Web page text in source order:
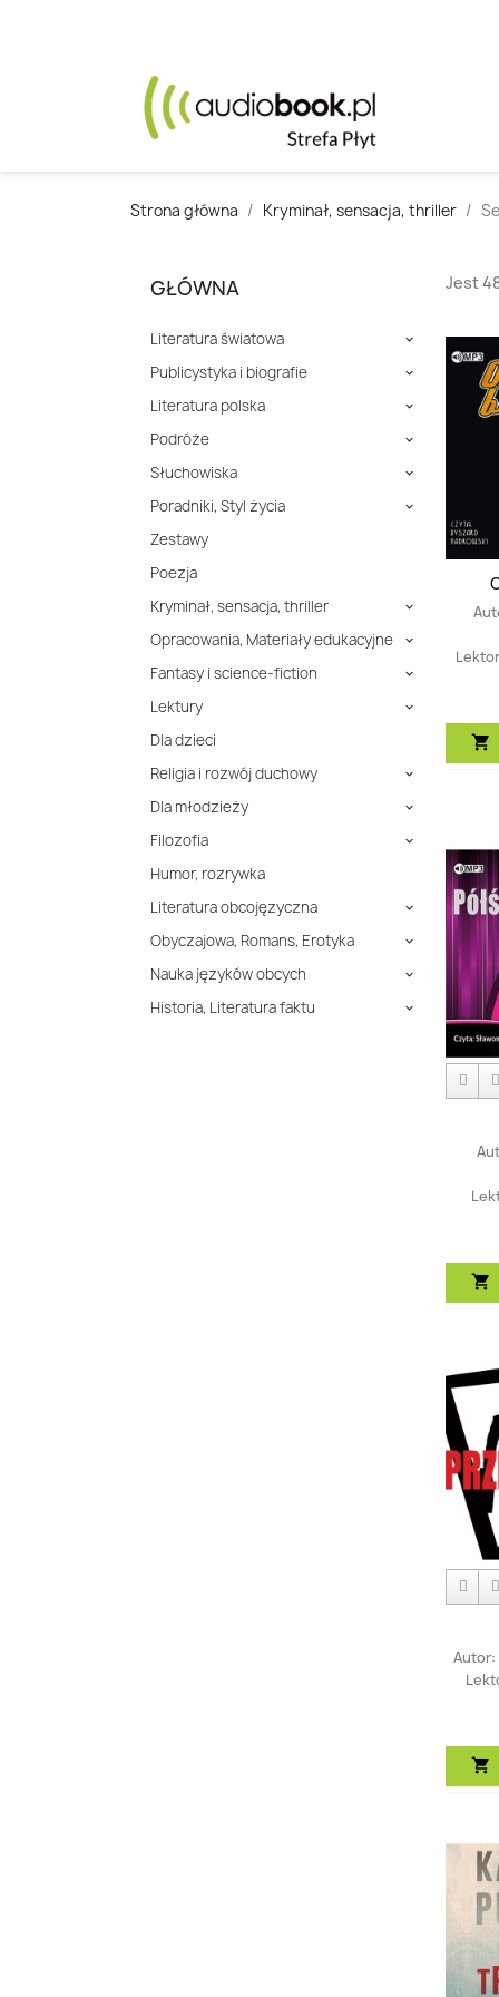
Strona główna Kryminał, sensacja, thriller
GŁÓWNA
Literatura światowa 
Publicystyka i biografie 
Literatura polska 
Podróże 
Słuchowiska 
Poradniki, Styl życia 
Zestawy
Poezja
Kryminał, sensacja, thriller

Opracowania, Materiały edukacyjne 
Fantasy i science-fiction 
Lektury 
Dla dzieci
Religia i rozwój duchowy

Dla młodzieży 
Filozofia 
Humor, rozrywka
Literatura obcojęzyczna

Obyczajowa, Romans, Erotyka 
Nauka języków obcych 
Historia, Literatura faktu 
Jest


Autor:
